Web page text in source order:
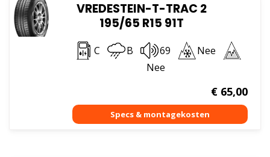
VREDESTEIN-T-TRAC 2
195/65 R15 91T
C B 69
Nee
Nee
€65,00